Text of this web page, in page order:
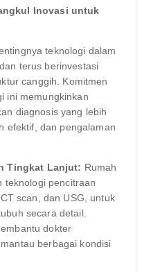
Inovasi untuk
teknologi dalam
terus berinvestasi
canggih. Komitmen
ini memungkinkan
diagnosis yang lebih
efektif, dan pengalaman
Tingkat Lanjut: Rumah
teknologi pencitraan
scan, dan USG, untuk
secara detail.
dokter
berbagai kondisi